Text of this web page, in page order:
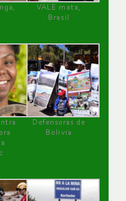
VALE mata,
Brasil
Defensoras de
Bolivia